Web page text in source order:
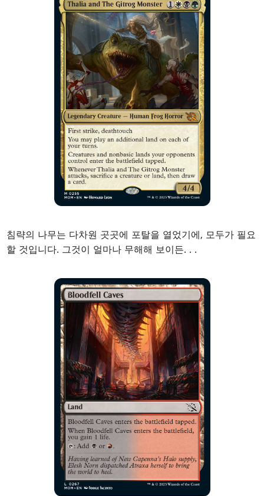
침략의 나무는 다차원 곳곳에 포탈을 열었기에, 모두가 필요
할 것입니다. 그것이 얼마나 무해해 보이든. . .